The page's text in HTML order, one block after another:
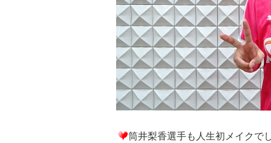
筒井梨香選手も人生初メイクで